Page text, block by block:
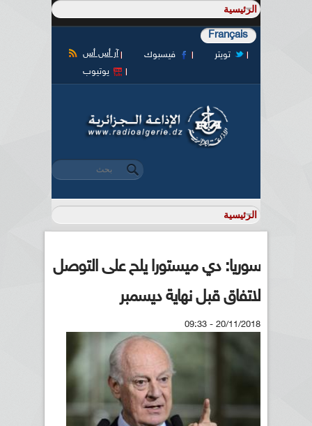
Français
آر أس أس فيسبوك
تويتر
يوتيوب
استمارة البحث
‏بحث ‏
سوريا: دي ميستورا يلح على التوصل
لاتفاق قبل نهاية ديسمبر
20/11/2018 - 09:33